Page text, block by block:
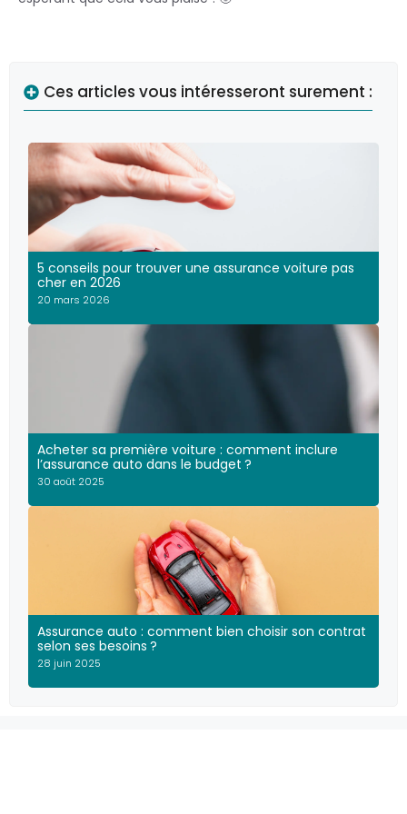
Ces articles vous intéresseront surement :
5 conseils pour trouver une assurance voiture pas
cher en 2026
20 mars 2026
Acheter sa première voiture : comment inclure
l’assurance auto dans le budget ?
30 août 2025
Assurance auto : comment bien choisir son contrat
selon ses besoins ?
28 juin 2025